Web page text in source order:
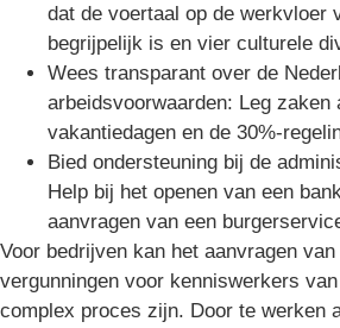
dat de voertaal op de werkvloer
begrijpelijk is en vier culturele
Wees transparant over de
arbeidsvoorwaarden: Leg zaken
vakantiedagen en de 30%-
Bied ondersteuning bij de
Help bij het openen van een
aanvragen van een
Voor bedrijven kan het aanvragen
vergunningen voor kenniswerkers
complex proces zijn. Door te werken